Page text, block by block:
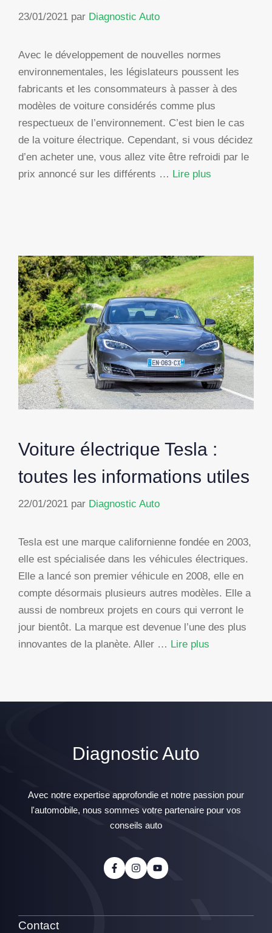
23/01/2021 par Diagnostic Auto
Avec le développement de nouvelles normes
environnementales, les législateurs poussent les
fabricants et les consommateurs à passer à des
modèles de voiture considérés comme plus
respectueux de l’environnement. C’est bien le cas
de la voiture électrique. Cependant, si vous décidez
d’en acheter une, vous allez vite être refroidi par le
prix annoncé sur les différents … Lire plus
Voiture électrique Tesla :
toutes les informations utiles
22/01/2021 par Diagnostic Auto
Tesla est une marque californienne fondée en 2003,
elle est spécialisée dans les véhicules électriques.
Elle a lancé son premier véhicule en 2008, elle en
compte désormais plusieurs autres modèles. Elle a
aussi de nombreux projets en cours qui verront le
jour bientôt. La marque est devenue l’une des plus
innovantes de la planète. Aller … Lire plus
Diagnostic Auto
Avec notre expertise approfondie et notre passion pour
l'automobile, nous sommes votre partenaire pour vos
conseils auto
Contact